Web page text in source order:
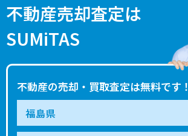
不動産売却査定は
SUMiTAS
不動産の売却・買取査定は無料です！